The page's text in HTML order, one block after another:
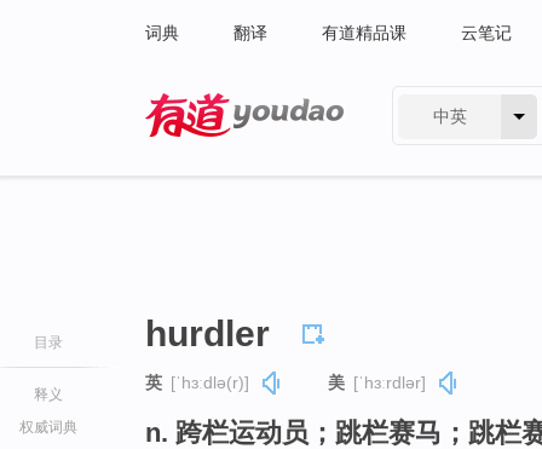
词典 翻译 有道精品课 云笔记
中英
目录
释义
权威词典
hurdler
英 [ˈhɜːdlə(r)] 美 [ˈhɜːrdlər]
n. 跨栏运动员；跳栏赛马；跳栏